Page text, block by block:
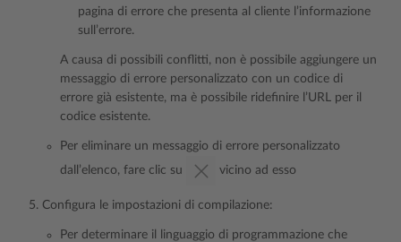
pagina di errore che presenta al cliente l’informazione
sull’errore.
A causa di possibili conflitti, non è possibile aggiungere un
messaggio di errore personalizzato con un codice di
errore già esistente, ma è possibile ridefinire l’URL per il
codice esistente.
Per eliminare un messaggio di errore personalizzato
dall’elenco, fare clic su
vicino ad esso
Configura le impostazioni di compilazione:
Per determinare il linguaggio di programmazione che